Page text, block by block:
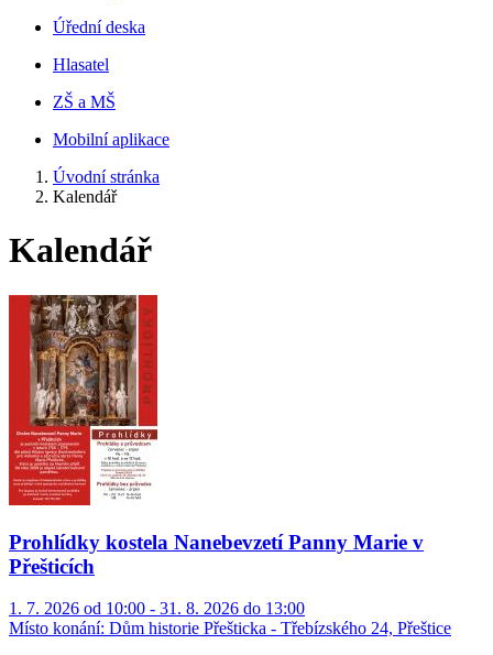
Úřední deska
Hlasatel
ZŠ a MŠ
Mobilní aplikace
Úvodní stránka
Kalendář
Kalendář
Prohlídky kostela Nanebevzetí Panny Marie v
Přešticích
1. 7. 2026 od 10:00 - 31. 8. 2026 do 13:00
Místo konání: Dům historie Přešticka - Třebízského 24, Přeštice